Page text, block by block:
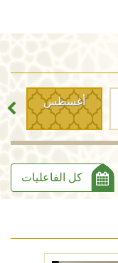
أغسطس
كل الفاعليات